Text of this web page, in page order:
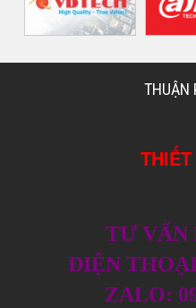
THUẬN
THIẾT BỊ
TƯ VẤN
ĐIỆN THOẠI
ZALO: